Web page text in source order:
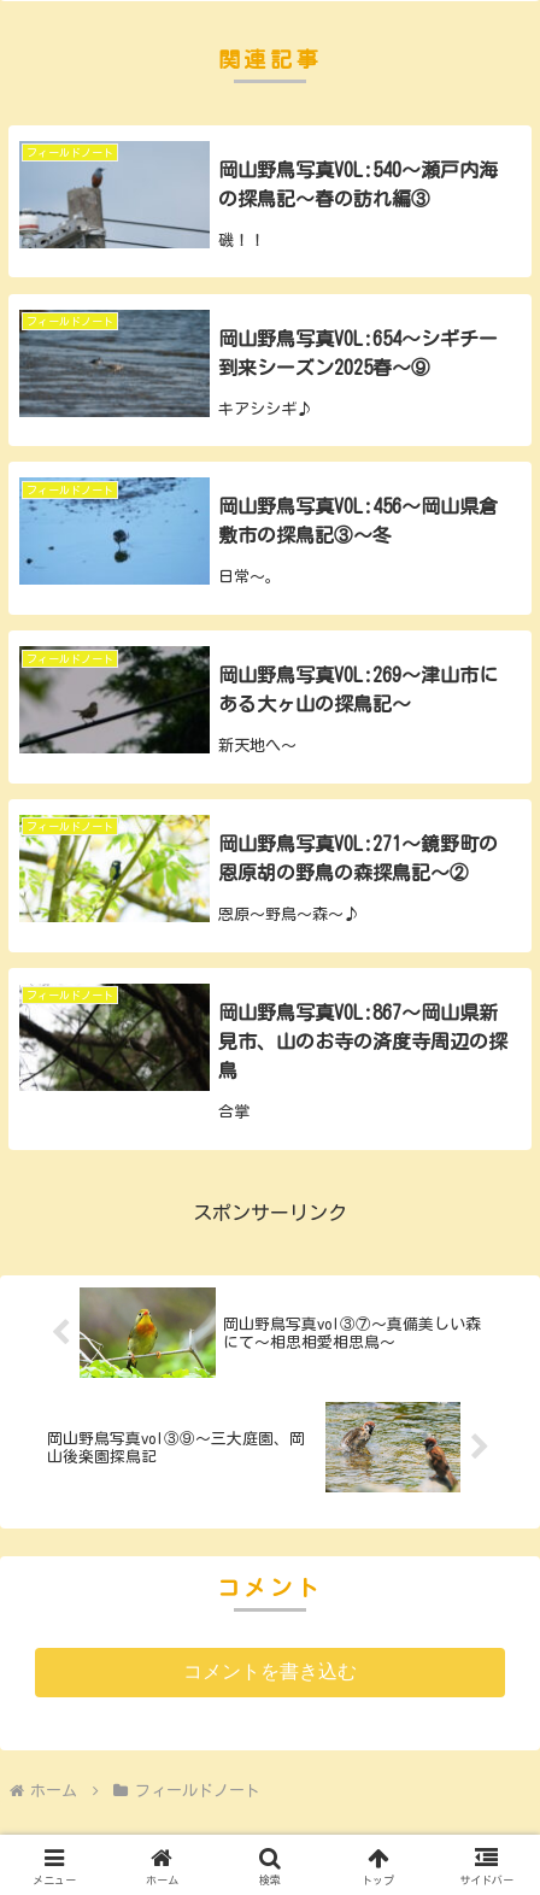
関連記事
フィールドノート
岡山野鳥写真VOL:540～瀬戸内海
の探鳥記～春の訪れ編③
磯！！
フィールドノート
岡山野鳥写真VOL:654～シギチー
到来シーズン2025春～⑨
キアシシギ♪
フィールドノート
岡山野鳥写真VOL:456～岡山県倉
敷市の探鳥記③～冬
日常～。
フィールドノート
岡山野鳥写真VOL:269～津山市に
ある大ヶ山の探鳥記～
新天地へ～
フィールドノート
岡山野鳥写真VOL:271～鏡野町の
恩原胡の野鳥の森探鳥記～②
恩原～野鳥～森～♪
フィールドノート
岡山野鳥写真VOL:867～岡山県新
見市、山のお寺の済度寺周辺の探
鳥
合掌
スポンサーリンク
岡山野鳥写真vol③⑦～真備美しい森
にて～相思相愛相思鳥～
岡山野鳥写真vol③⑨～三大庭園、岡
山後楽園探鳥記
コメント
コメントを書き込む
ホーム フィールドノート
メニュー ホーム 検索 トップ サイドバー